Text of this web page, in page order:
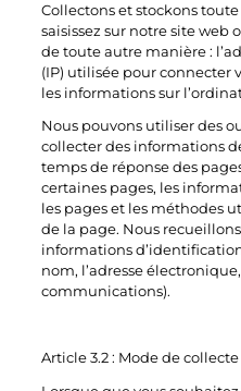
Collectons et stockons
saisissez sur notre site web
de toute autre manière :
(IP) utilisée pour connecter
les informations sur
Nous pouvons utiliser des
collecter des informations
temps de réponse des
certaines pages, les
les pages et les méthodes
de la page. Nous
informations
nom, l’adresse
communications).
Article 3.2 : Mode de